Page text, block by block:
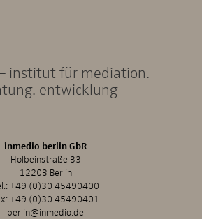
institut für mediation.
entwicklung
inmedio berlin GbR
Holbeinstraße 33
12203 Berlin
+49 (0)30 45490400
+49 (0)30 45490401
berlin@inmedio.de